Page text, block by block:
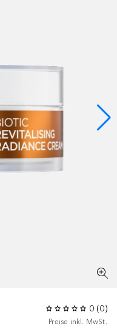
0 (0)
Preise inkl. MwSt.